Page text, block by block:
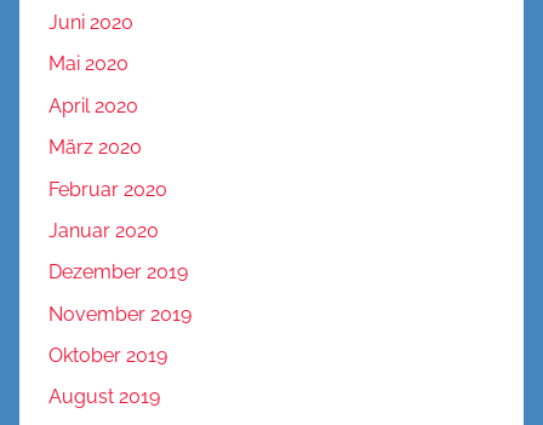
Juni 2020
Mai 2020
April 2020
März 2020
Februar 2020
Januar 2020
Dezember 2019
November 2019
Oktober 2019
August 2019